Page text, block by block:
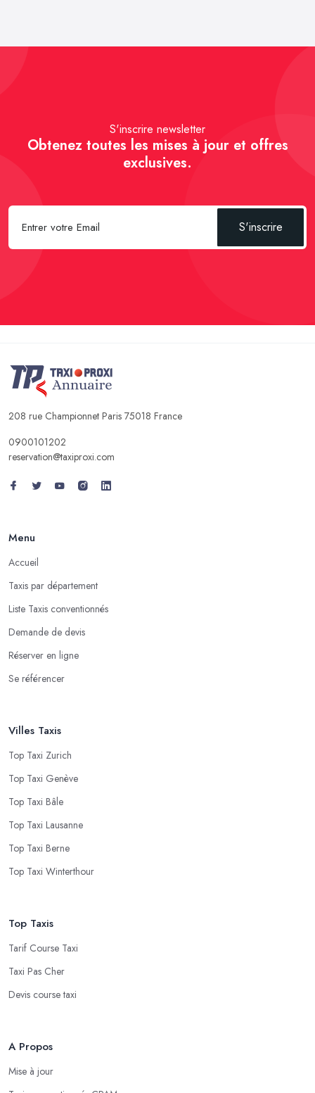
S'inscrire newsletter
Obtenez toutes les mises à jour et offres
exclusives.
S'inscrire
208 rue Championnet Paris 75018 France
0900101202
reservation@taxiproxi.com
Menu
Accueil
Taxis par département
Liste Taxis conventionnés
Demande de devis
Réserver en ligne
Se référencer
Villes Taxis
Top Taxi Zurich
Top Taxi Genève
Top Taxi Bâle
Top Taxi Lausanne
Top Taxi Berne
Top Taxi Winterthour
Top Taxis
Tarif Course Taxi
Taxi Pas Cher
Devis course taxi
A Propos
Mise à jour